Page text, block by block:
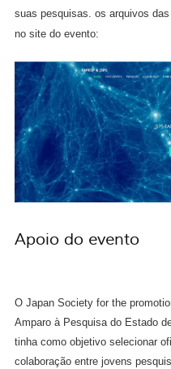
suas pesquisas. os arquivos
no site do evento:
Apoio do evento
O Japan Society for the
Amparo à Pesquisa do Estado
tinha como objetivoselecionar
colaboração entre jovens